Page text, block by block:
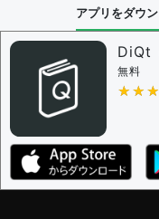
問題の編集権
審査に対する
決定に必要な
編集ガイドライン
アプリをダウン
DiQt
無料